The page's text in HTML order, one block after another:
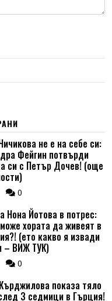
не е на себе си:
Фейгин потвърди
си с Петър Дочев! (още
0
Нона Йотова в потрес:
хората да живеят в
(ето какво я извади
– ВИЖ ТУК)
0
показа тяло
3 седмици в Гърция!